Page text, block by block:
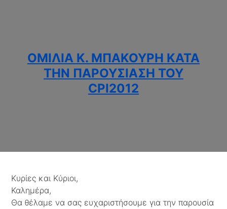
ΟΜΙΛΊΑ Κ. ΜΠΑΚΟΎΡΗ ΚΑΤΆ
ΤΗΝ ΠΑΡΟΥΣΊΑΣΗ ΤΟΥ
CPI2012
Κυρίες και Κύριοι,
Καλημέρα,
Θα θέλαμε να σας ευχαριστήσουμε για την παρουσία